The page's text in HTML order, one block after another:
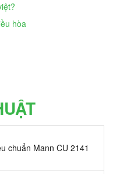
hòa
chuẩn Mann CU 2141